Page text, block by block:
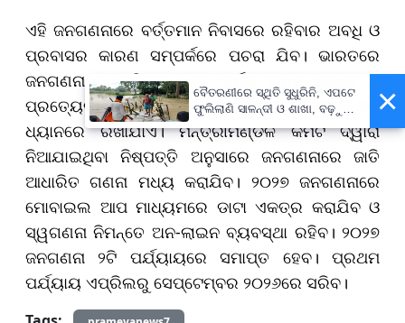
ଏହି ଜନଗଣନାରେ ବର୍ତ୍ତମାନ ନିବାସରେ ରହିବାର ଅବଧି ଓ
ପ୍ରବାସର କାରଣ ସମ୍ପର୍କରେ ପଚରା ଯିବ। ଭାରତରେ
ଜନଗଣନାରେ ଇତିହାସ ୧୫୦ ବର୍ଷରୁ ଅଧିକ ପୁରୁଣା ଓ
ପ୍ରତ୍ୟେକ ଜନଗଣନାରେ ପିଛିଲା ଜନଗଣନାର ଅଭିଜ୍ଞତାକୁ
ଧ୍ୟାନରେ ରଖାଯାଏ। ମନ୍ତ୍ରୀମଣ୍ଡଳ କମିଟି ଦ୍ୱାରା
ନିଆଯାଇଥିବା ନିଷ୍ପତ୍ତି ଅନୁସାରେ ଜନଗଣନାରେ ଜାତି
ଆଧାରିତ ଗଣନା ମଧ୍ୟ କରାଯିବ। ୨୦୨୭ ଜନଗଣନାରେ
ମୋବାଇଲ ଆପ ମାଧ୍ୟମରେ ଡାଟା ଏକତ୍ର କରାଯିବ ଓ
ସ୍ୱଗଣନା ନିମନ୍ତେ ଅନ-ଲାଇନ ବ୍ୟବସ୍ଥା ରହିବ। ୨୦୨୭
ଜନଗଣନା ୨ଟି ପର୍ଯ୍ୟାୟରେ ସମାପ୍ତ ହେବ। ପ୍ରଥମ
ପର୍ଯ୍ୟାୟ ଏପ୍ରିଲରୁ ସେପ୍ଟେମ୍ବର ୨୦୨୬ରେ ସରିବ।
×
ବୈତରଣୀରେ ସ୍ଥିତି ସୁଧୁରିନି, ଏପଟେ
ଫୁଲିଲାଣି ସାଳନ୍ଦୀ ଓ ଶାଖା, ବଢ଼ୁଛି
ବନ୍ୟା ଭୟ